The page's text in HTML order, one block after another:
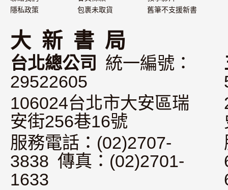
隱私政策
包裹未取貨
舊筆不支援新書
大 新 書 局
台北總公司
統一編號：
29522605
106024台北市大安區瑞
安街256巷16號
服務電話：(02)2707-
3838 傳真：(02)2701-
1633